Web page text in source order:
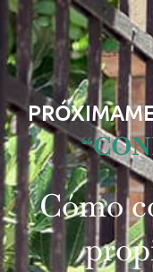
Cómo